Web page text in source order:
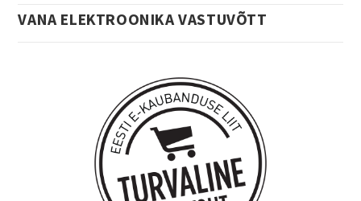
VANA ELEKTROONIKA VASTUVÕTT